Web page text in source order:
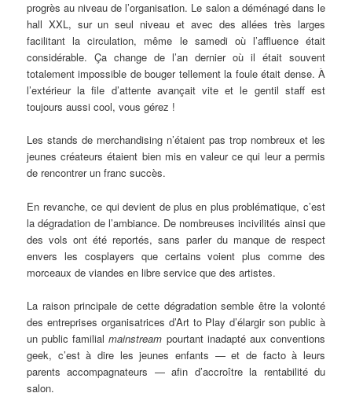
progrès au niveau de l’organisation. Le salon a déménagé dans le
hall XXL, sur un seul niveau et avec des allées très larges
facilitant la circulation, même le samedi où l’affluence était
considérable. Ça change de l’an dernier où il était souvent
totalement impossible de bouger tellement la foule était dense. À
l’extérieur la file d’attente avançait vite et le gentil staff est
toujours aussi cool, vous gérez !
Les stands de merchandising n’étaient pas trop nombreux et les
jeunes créateurs étaient bien mis en valeur ce qui leur a permis
de rencontrer un franc succès.
En revanche, ce qui devient de plus en plus problématique, c’est
la dégradation de l’ambiance. De nombreuses incivilités ainsi que
des vols ont été reportés, sans parler du manque de respect
envers les cosplayers que certains voient plus comme des
morceaux de viandes en libre service que des artistes.
La raison principale de cette dégradation semble être la volonté
des entreprises organisatrices d’Art to Play d’élargir son public à
un public familialmainstream pourtant inadapté aux conventions
geek, c’est à dire les jeunes enfants — et de facto à leurs
parents accompagnateurs — afin d’accroître la rentabilité du
salon.